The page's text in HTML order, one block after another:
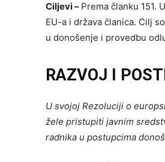
Ciljevi – Prema članku 151.
EU-a i država članica. Cilj
u donošenje i provedbu
RAZVOJ I
U svojoj Rezoluciji o
žele pristupiti javnim
radnika u postupcima